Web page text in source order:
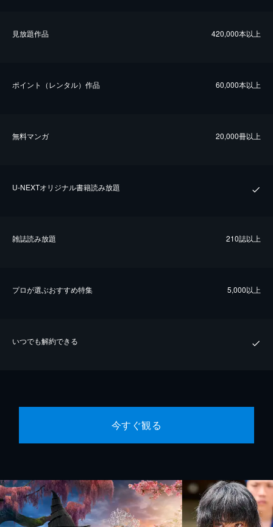
⾒放題作品 420,000本以上
ポイント（レンタル）作品 60,000本以上
無料マンガ 20,000冊以上
U-NEXTオリジナル書籍読み放題
雑誌読み放題 210誌以上
プロが選ぶおすすめ特集 5,000以上
いつでも解約できる
今すぐ観る